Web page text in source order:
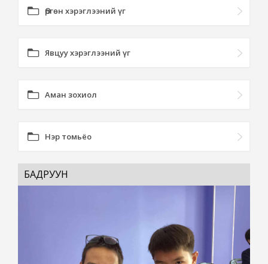
Өргөн хэрэглээний үг
Явцуу хэрэглээний үг
Аман зохиол
Нэр томьёо
БАДРУУН